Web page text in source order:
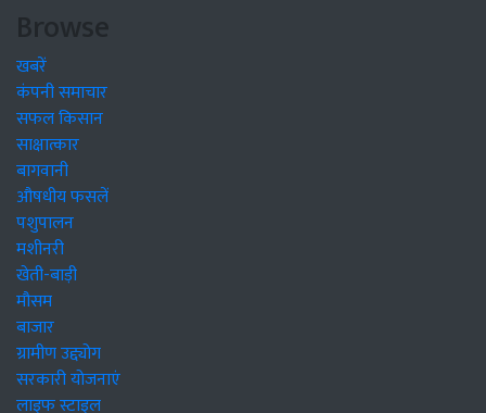
Browse
खबरें
कंपनी समाचार
सफल किसान
साक्षात्कार
बागवानी
औषधीय फसलें
पशुपालन
मशीनरी
खेती-बाड़ी
मौसम
बाजार
ग्रामीण उद्द्योग
सरकारी योजनाएं
लाइफ स्टाइल